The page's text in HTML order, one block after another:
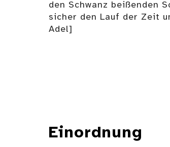
den Schwanz beißenden
sicher den Lauf der Zeit
Adel]
Einordnung